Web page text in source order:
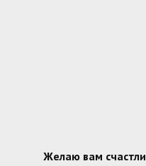
Желаю вам